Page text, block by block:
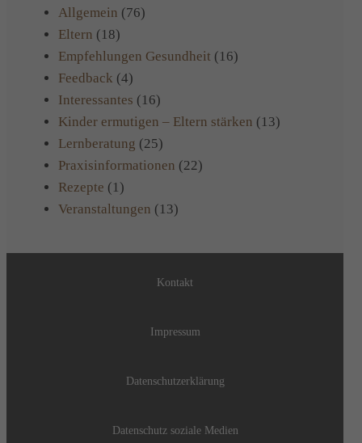
Allgemein (76)
Eltern (18)
Empfehlungen Gesundheit (16)
Feedback (4)
Interessantes (16)
Kinder ermutigen – Eltern stärken (13)
Lernberatung (25)
Praxisinformationen (22)
Rezepte (1)
Veranstaltungen (13)
Kontakt
Impressum
Datenschutzerklärung
Datenschutz soziale Medien